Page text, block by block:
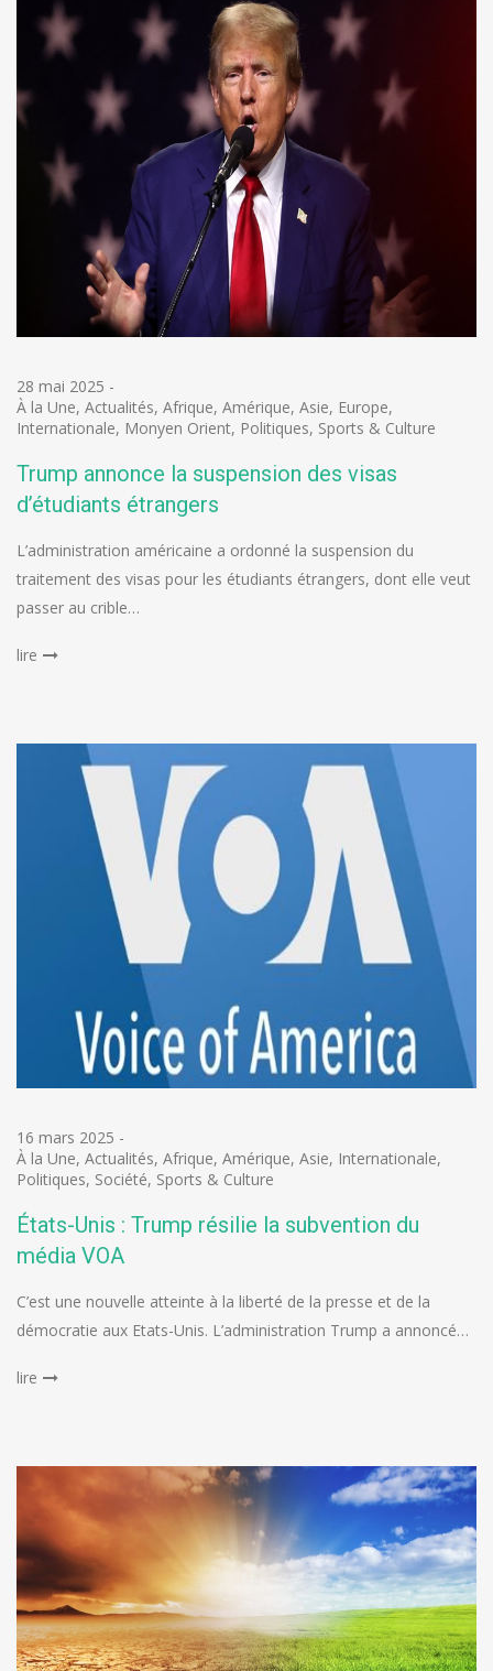
28 mai 2025 -
À la Une, Actualités, Afrique, Amérique, Asie, Europe,
Internationale, Monyen Orient, Politiques, Sports & Culture
Trump annonce la suspension des visas
d’étudiants étrangers
L’administration américaine a ordonné la suspension du
traitement des visas pour les étudiants étrangers, dont elle veut
passer au crible…
lire
16 mars 2025 -
À la Une, Actualités, Afrique, Amérique, Asie, Internationale,
Politiques, Société, Sports & Culture
États-Unis : Trump résilie la subvention du
média VOA
C’est une nouvelle atteinte à la liberté de la presse et de la
démocratie aux Etats-Unis. L’administration Trump a annoncé…
lire